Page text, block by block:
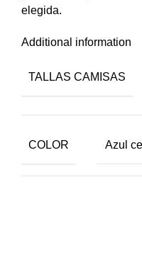
elegida.
Additional information
TALLAS CAMISAS
COLOR Azul